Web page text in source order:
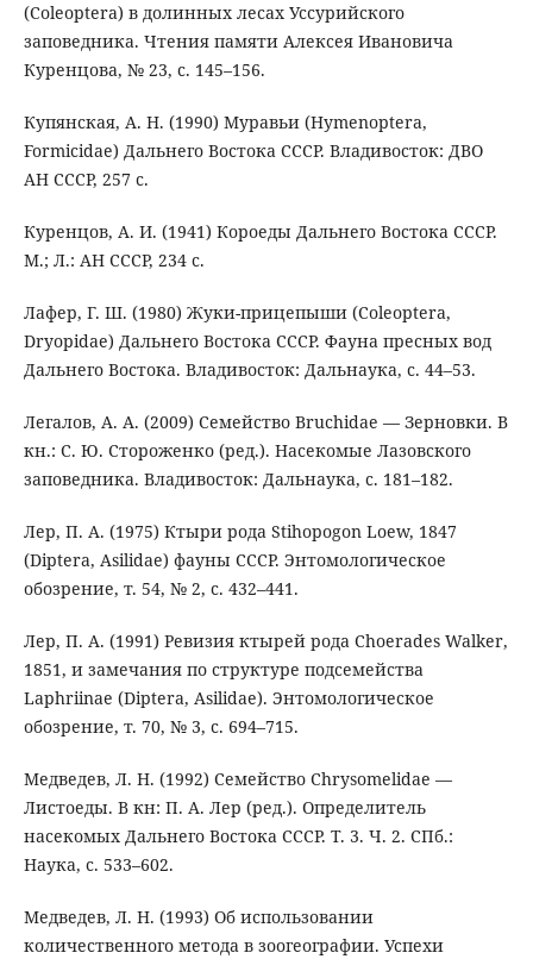
(Coleoptera) в долинных лесах Уссурийского
заповедника. Чтения памяти Алексея Ивановича
Куренцова, № 23, с. 145–156.
Купянская, А. Н. (1990) Муравьи (Hymenoptera,
Formicidae) Дальнего Востока СССР. Владивосток: ДВО
АН СССР, 257 с.
Куренцов, А. И. (1941) Короеды Дальнего Востока СССР.
М.; Л.: АН СССР, 234 с.
Лафер, Г. Ш. (1980) Жуки-прицепыши (Coleoptera,
Dryopidae) Дальнего Востока СССР. Фауна пресных вод
Дальнего Востока. Владивосток: Дальнаука, с. 44–53.
Легалов, А. А. (2009) Семейство Bruchidae — Зерновки. В
кн.: С. Ю. Стороженко (ред.). Насекомые Лазовского
заповедника. Владивосток: Дальнаука, с. 181–182.
Лер, П. А. (1975) Ктыри рода Stihopogon Loew, 1847
(Diptera, Asilidae) фауны СССР. Энтомологическое
обозрение, т. 54, № 2, с. 432–441.
Лер, П. А. (1991) Ревизия ктырей рода Choerades Walker,
1851, и замечания по структуре подсемейства
Lаphriinae (Diptera, Asilidae). Энтомологическое
обозрение, т. 70, № 3, с. 694–715.
Медведев, Л. Н. (1992) Семейство Chrysomelidae —
Листоеды. В кн: П. А. Лер (ред.). Определитель
насекомых Дальнего Востока СССР. Т. 3. Ч. 2. СПб.:
Наука, с. 533–602.
Медведев, Л. Н. (1993) Об использовании
количественного метода в зоогеографии. Успехи